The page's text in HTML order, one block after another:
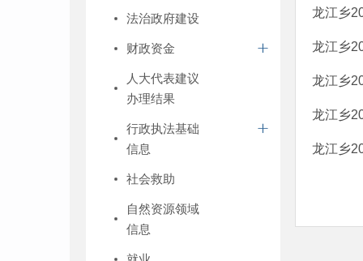
法治政府建设
财政资金
人大代表建议
办理结果
行政执法基础
信息
社会救助
自然资源领域
信息
龙江乡
龙江乡
龙江乡
龙江乡
龙江乡